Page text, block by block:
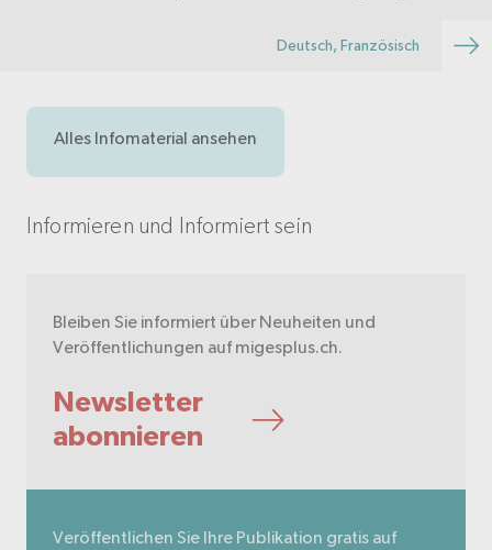
Deutsch, Französisch
Alles Infomaterial ansehen
Informieren und Informiert sein
Bleiben Sie informiert über Neuheiten und
Veröffentlichungen auf migesplus.ch.
Newsletter
abonnieren
Veröffentlichen Sie Ihre Publikation gratis auf